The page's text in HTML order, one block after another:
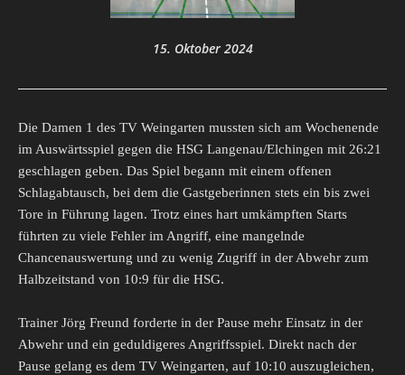
15. Oktober 2024
Die Damen 1 des TV Weingarten mussten sich am Wochenende
im Auswärtsspiel gegen die HSG Langenau/Elchingen mit 26:21
geschlagen geben. Das Spiel begann mit einem offenen
Schlagabtausch, bei dem die Gastgeberinnen stets ein bis zwei
Tore in Führung lagen. Trotz eines hart umkämpften Starts
führten zu viele Fehler im Angriff, eine mangelnde
Chancenauswertung und zu wenig Zugriff in der Abwehr zum
Halbzeitstand von 10:9 für die HSG.
Trainer Jörg Freund forderte in der Pause mehr Einsatz in der
Abwehr und ein geduldigeres Angriffsspiel. Direkt nach der
Pause gelang es dem TV Weingarten, auf 10:10 auszugleichen,